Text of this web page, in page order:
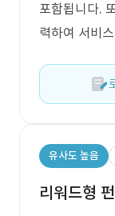
포함됩니다.
력하여 서비
유사도 높음
리워드형